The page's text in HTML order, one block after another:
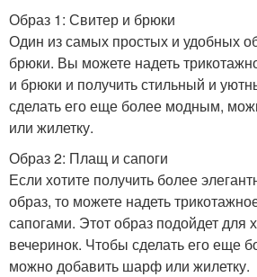
Образ 1: Свитер и брюки
Один из самых простых и удобных
брюки. Вы можете надеть
и брюки и получить стильный и
сделать его еще более модным,
или жилетку.
Образ 2: Плащ и сапоги
Если хотите получить более
образ, то можете надеть
сапогами. Этот образ подойдет для
вечеринок. Чтобы сделать его еще
можно добавить шарф или жилетку.